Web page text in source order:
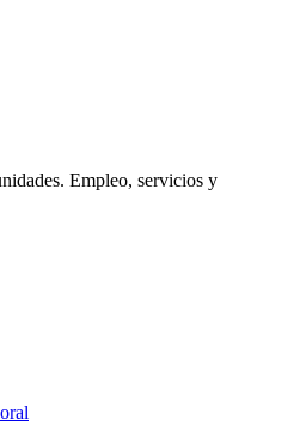
Empleo, servicios y